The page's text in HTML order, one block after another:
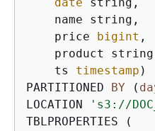
    name string,
    price
bigint ,
product
    ts
timestamp )
PARTITIONED BY (
LOCATION
's3://
TBLPROPERTIES (